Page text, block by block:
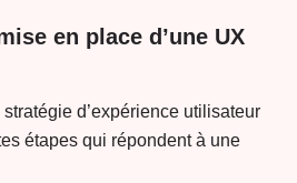
en place d’une UX
d’expérience utilisateur
étapes qui répondent à une